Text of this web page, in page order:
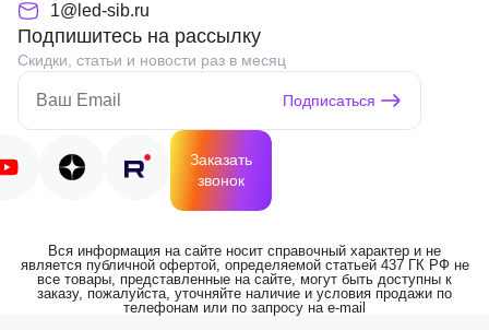
1@led-sib.ru
Подпишитесь на рассылку
Скидки, статьи и новости раз в месяц
Подписаться
Заказать
звонок
Вся информация на сайте носит справочный характер и не
является публичной офертой, определяемой статьей 437 ГК РФ не
все товары, представленные на сайте, могут быть доступны к
заказу, пожалуйста, уточняйте наличие и условия продажи по
телефонам или по запросу на e-mail